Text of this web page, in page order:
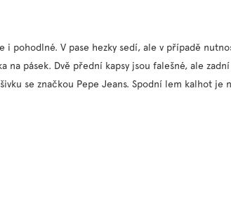
pohodlné. V pase hezky sedí, ale v případě
pásek. Dvě přední kapsy jsou falešné, ale zadní
se značkou Pepe Jeans. Spodní lem kalhot je